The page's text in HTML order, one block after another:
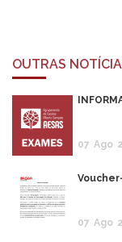
OUTRAS
07 Ago
07 Ago